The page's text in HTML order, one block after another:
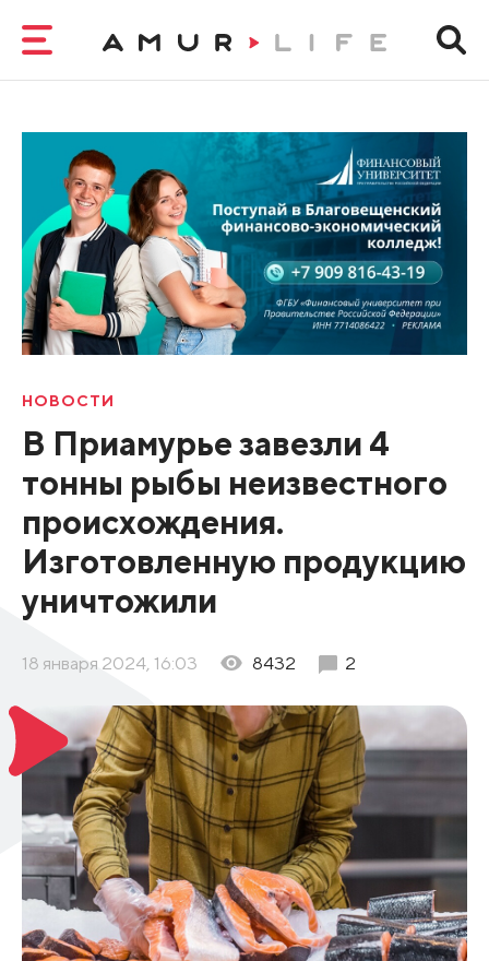
НОВОСТИ
В Приамурье завезли 4
тонны рыбы неизвестного
происхождения.
Изготовленную продукцию
уничтожили
18 января 2024, 16:03 8432 2